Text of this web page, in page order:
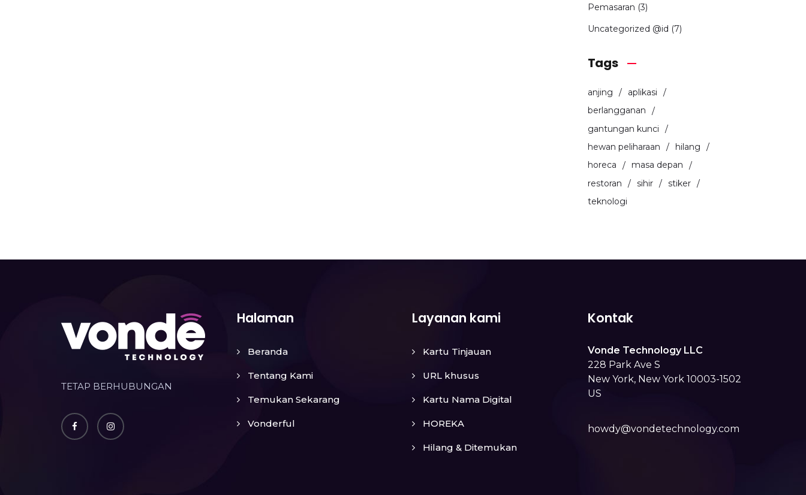
Pemasaran (3)
Uncategorized @id (7)
Tags
anjing
aplikasi
berlangganan
gantungan kunci
hewan peliharaan
hilang
horeca
masa depan
restoran
sihir
stiker
teknologi
TETAP BERHUBUNGAN
Halaman
Beranda
Tentang Kami
Temukan Sekarang
Vonderful
Layanan kami
Kartu Tinjauan
URL khusus
Kartu Nama Digital
HOREKA
Hilang & Ditemukan
Kontak
Vonde Technology LLC
228 Park Ave S
New York, New York 10003-1502
US
howdy@vondetechnology.com